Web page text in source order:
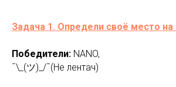
Задача 1. Определи своё место на
Победители: NANO,
¯\_(ツ)_/¯(Не лентач)